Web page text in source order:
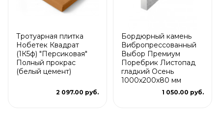
Тротуарная плитка
Нобетек Квадрат
(1К5ф) "Персиковая"
Полный прокрас
(белый цемент)
2 097.00 руб.
Бордюрный камень
Вибропрессованный
Выбор Премиум
Поребрик Листопад
гладкий Осень
1000х200х80 мм
1 050.00 руб.